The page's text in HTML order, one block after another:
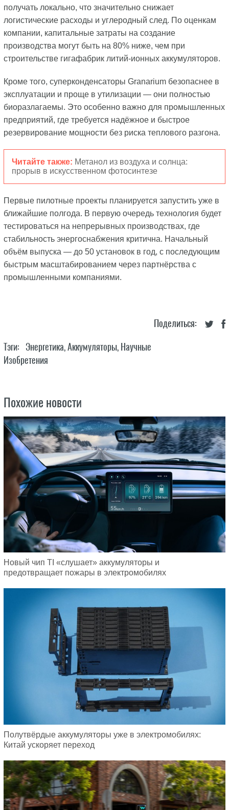
получать локально, что значительно снижает
логистические расходы и углеродный след. По оценкам
компании, капитальные затраты на создание
производства могут быть на 80% ниже, чем при
строительстве гигафабрик литий-ионных аккумуляторов.
Кроме того, суперконденсаторы Granarium безопаснее в
эксплуатации и проще в утилизации — они полностью
биоразлагаемы. Это особенно важно для промышленных
предприятий, где требуется надёжное и быстрое
резервирование мощности без риска теплового разгона.
Читайте также: Метанол из воздуха и солнца:
прорыв в искусственном фотосинтезе
Первые пилотные проекты планируется запустить уже в
ближайшие полгода. В первую очередь технология будет
тестироваться на непрерывных производствах, где
стабильность энергоснабжения критична. Начальный
объём выпуска — до 50 установок в год, с последующим
быстрым масштабированием через партнёрства с
промышленными компаниями.
Поделиться:
Тэги: Энергетика,Аккумуляторы, Научные
Изобретения
Похожие новости
Новый чип TI «слушает» аккумуляторы и
предотвращает пожары в электромобилях
Полутвёрдые аккумуляторы уже в электромобилях:
Китай ускоряет переход